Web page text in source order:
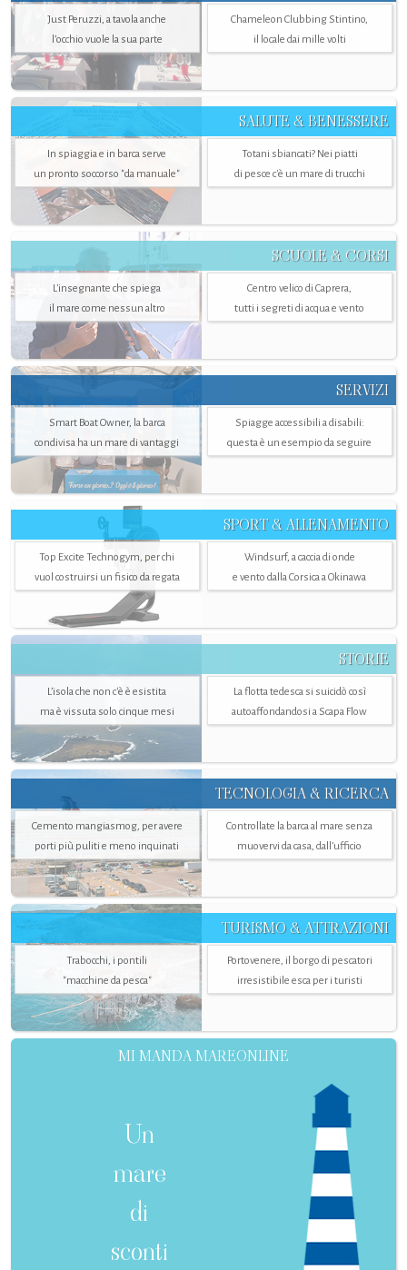
Just Peruzzi, a tavola anche
l’occhio vuole la sua parte
Chameleon Clubbing Stintino,
il locale dai mille volti
SALUTE & BENESSERE
In spiaggia e in barca serve
un pronto soccorso "da manuale"
Totani sbiancati? Nei piatti
di pesce c'è un mare di trucchi
SCUOLE & CORSI
L'insegnante che spiega
il mare come nessun altro
Centro velico di Caprera,
tutti i segreti di acqua e vento
SERVIZI
Smart Boat Owner, la barca
condivisa ha un mare di vantaggi
Spiagge accessibili a disabili:
questa è un esempio da seguire
SPORT & ALLENAMENTO
Top Excite Technogym, per chi
vuol costruirsi un fisico da regata
Windsurf, a caccia di onde
e vento dalla Corsica a Okinawa
STORIE
L’isola che non c'è è esistita
ma è vissuta solo cinque mesi
La flotta tedesca si suicidò così
autoaffondandosi a Scapa Flow
TECNOLOGIA & RICERCA
Cemento mangiasmog, per avere
porti più puliti e meno inquinati
Controllate la barca al mare senza
muovervi da casa, dall’ufficio
TURISMO & ATTRAZIONI
Trabocchi, i pontili
"macchine da pesca"
Portovenere, il borgo di pescatori
irresistibile esca per i turisti
MI MANDA MAREONLINE
Un
mare
di
sconti